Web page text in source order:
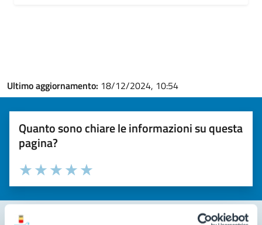
Ultimo aggiornamento: 18/12/2024, 10:54
Quanto sono chiare le informazioni su questa
pagina?
Valuta la chiarezza delle informazioni (da 1 a 5 stelle)
Seleziona il numero di stelle per valutare la chiarezza delle
Valuta 5 stelle su 5
Valuta 4 stelle su 5
Valuta 3 stelle su 5
Valuta 2 stelle su 5
Valuta 1 stelle su 5